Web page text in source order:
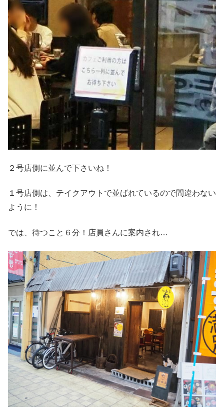
２号店側に並んで下さいね！
１号店側は、テイクアウトで並ばれているので間違わない
ように！
では、待つこと６分！店員さんに案内され…